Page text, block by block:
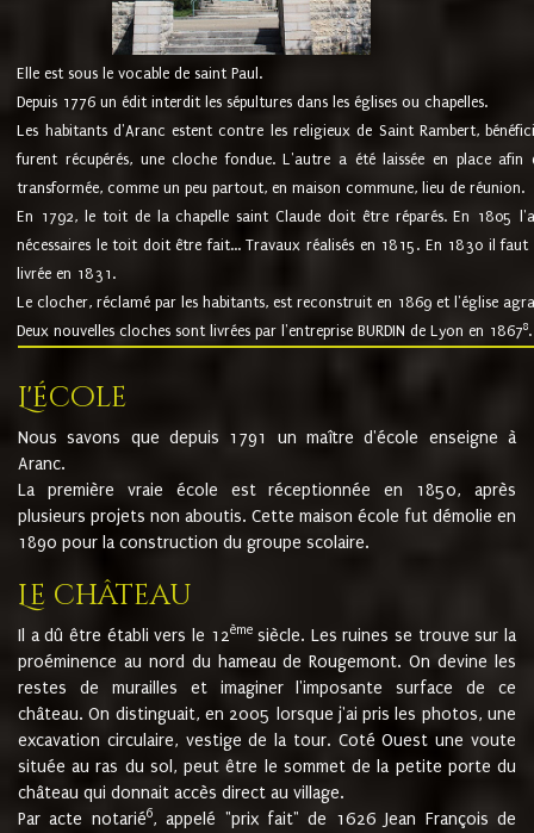
Elle est sous le vocable de saint Paul.
Depuis 1776 un édit interdit les sépultures dans les églises ou chapelles.
Les habitants d'Aranc estent contre les religieux de Saint Rambert,
furent récupérés, une cloche fondue. L'autre a été laissée en place
transformée, comme un peu partout, en maison commune, lieu de réunion.
En 1792, le toit de la chapelle saint Claude doit être réparés. En 1805
nécessaires le toit doit être fait... Travaux réalisés en 1815. En 1830 il
livrée en 1831.
Le clocher, réclamé par les habitants, est reconstruit en 1869 et l'église
Deux nouvelles cloches sont livrées par l'entreprise BURDIN de Lyon en 18678.
L'école
Nous savons que depuis 1791 un maître d'école enseigne à
Aranc.
La première vraie école est réceptionnée en 1850, après
plusieurs projets non aboutis. Cette maison école fut démolie en
1890 pour la construction du groupe scolaire.
Le château
Il a dû être établi vers le 12èmesiècle. Les ruines se trouve sur la
proéminence au nord du hameau de Rougemont. On devine les
restes de murailles et imaginer l'imposante surface de ce
château. On distinguait, en 2005 lorsque j'ai pris les photos, une
excavation circulaire, vestige de la tour. Coté Ouest une voute
située au ras du sol, peut être le sommet de la petite porte du
château qui donnait accès direct au village.
Par acte notarié6, appelé "prix fait" de 1626 Jean François de